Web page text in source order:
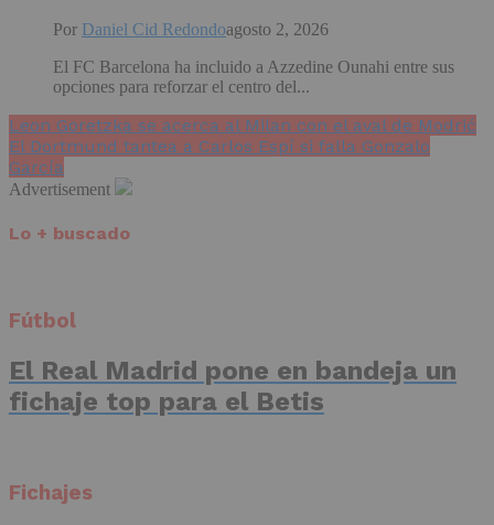
Por Daniel Cid Redondoagosto 2, 2026
El FC Barcelona ha incluido a Azzedine Ounahi entre sus
opciones para reforzar el centro del...
Leon Goretzka se acerca al Milan con el aval de Modrić
El Dortmund tantea a Carlos Espí si falla Gonzalo
García
Advertisement
Lo + buscado
Fútbol
El Real Madrid pone en bandeja un
fichaje top para el Betis
Fichajes